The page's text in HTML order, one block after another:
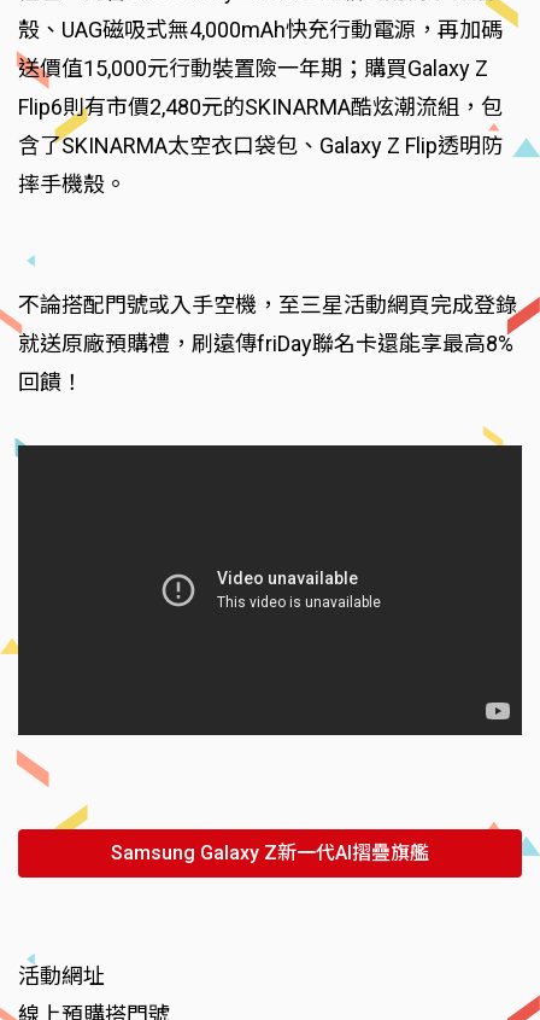
殼、UAG磁吸式無4,000mAh快充行動電源，再加碼
送價值15,000元行動裝置險一年期；購買Galaxy Z
Flip6則有市價2,480元的SKINARMA酷炫潮流組，包
含了SKINARMA太空衣口袋包、Galaxy Z Flip透明防
摔手機殼。
不論搭配門號或入手空機，至三星活動網頁完成登錄
就送原廠預購禮，刷遠傳friDay聯名卡還能享最高8%
回饋！
Samsung Galaxy Z新一代AI摺疊旗艦
活動網址
線上預購搭門號